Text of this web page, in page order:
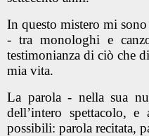
In questo mistero mi
- tra monologhi e
testimonianza di ciò che
mia vita.
La parola - nella sua
dell’intero spettacolo,
possibili: parola recitata,